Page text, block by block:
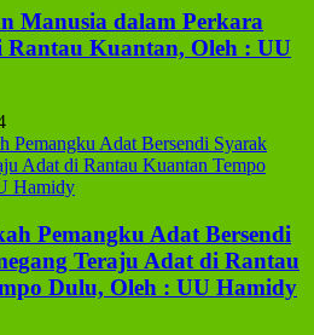
Manusia dalam Perkara
Kuantan, Oleh : UU
Pemangku Adat Bersendi
Teraju Adat di Rantau
Dulu, Oleh : UU Hamidy